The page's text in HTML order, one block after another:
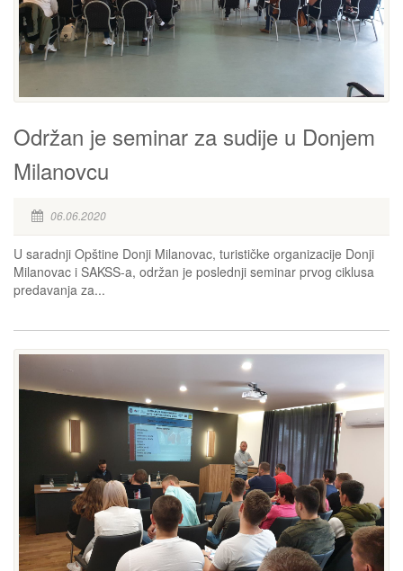
Održan je seminar za sudije u Donjem
Milanovcu
06.06.2020
U saradnji Opštine Donji Milanovac, turističke organizacije Donji
Milanovac i SAKSS-a, održan je poslednji seminar prvog ciklusa
predavanja za...